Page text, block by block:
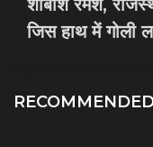
शाबाश रमेश,
जिस हाथ में गोली